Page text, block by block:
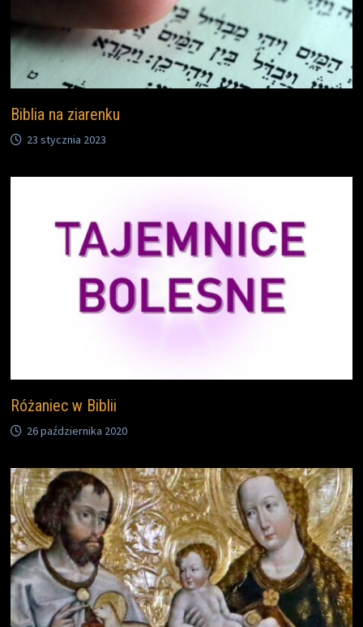
Biblia na ziarenku
23 stycznia 2023
Różaniec w Biblii
26 października 2020